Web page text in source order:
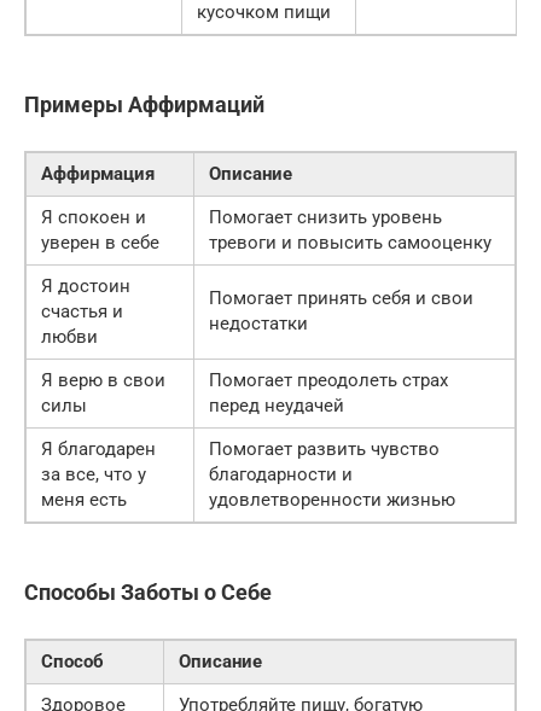
кусочком пищи
Примеры Аффирмаций
Аффирмация
Описание
Я спокоен и
уверен в себе
Помогает снизить уровень
тревоги и повысить самооценку
Я достоин
счастья и
любви
Помогает принять себя и свои
недостатки
Я верю в свои
силы
Помогает преодолеть страх
перед неудачей
Я благодарен
за все, что у
меня есть
Помогает развить чувство
благодарности и
удовлетворенности жизнью
Способы Заботы о Себе
Способ
Описание
Здоровое
Употребляйте пищу, богатую